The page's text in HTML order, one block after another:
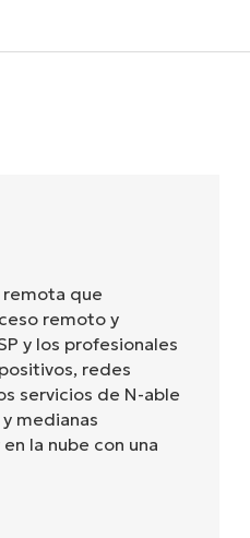
remota que
remoto y
y los profesionales
redes
servicios de N-able
medianas
la nube con una